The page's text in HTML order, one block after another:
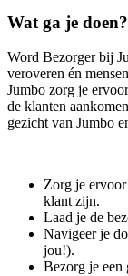
Wat ga je doen?
Word Bezorger bij
veroveren én
Jumbo zorg je
de klanten
gezicht van Jumbo
Zorg je
klant zijn.
Laad je de
Navigeer je
jou!).
Bezorg je een